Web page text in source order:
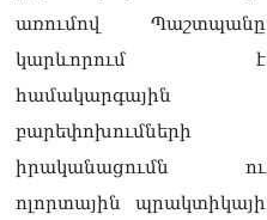
առումով Պաշտպանը
կարևորում է
համակարգային
բարեփոխումների
իրականացումն ու
ոլորտային պրակտիկայի